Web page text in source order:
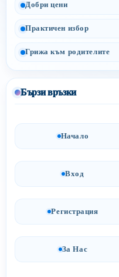
Добри цени
Практичен избор
Грижа към родителите
Бързи връзки
Начало
Вход
Регистрация
За Нас